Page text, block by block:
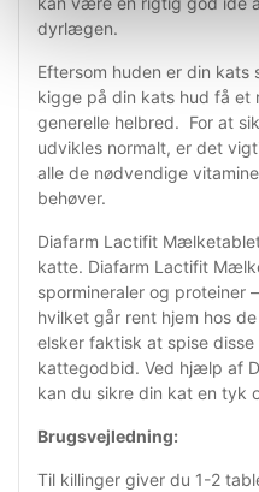
dyrlægen.
Eftersom huden er din
kigge på din kats hud få
generelle helbred. For at
udvikles normalt, er det
alle de nødvendige
behøver.
Diafarm Lactifit
katte. Diafarm Lactifit
spormineraler og proteiner
hvilket går rent hjem hos
elsker faktisk at spise
kattegodbid. Ved hjælp af
kan du sikre din kat en tyk
Brugsvejledning:
Til killinger giver du 1-2